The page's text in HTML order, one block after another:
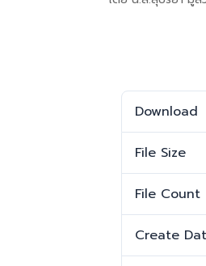
Download
File Size
File Count
Create